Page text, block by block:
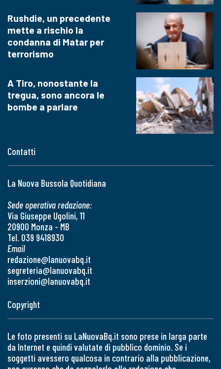
Contatti
La Nuova Bussola Quotidiana
Sede operativa redazione:
Via Giuseppe Ugolini, 11
20900 Monza - MB
Tel. 039 9418930
Email
redazione@lanuovabq.it
segreteria@lanuovabq.it
inserzioni@lanuovabq.it
Rushdie, un precedente
mette a rischio la
condanna di Matar per
terrorismo
A Tiro, nonostante la
tregua, sono ancora le
bombe a parlare
Copyright
Le foto presenti su LaNuovaBq.it sono prese in larga parte
da Internet e quindi valutate di pubblico dominio. Se i
soggetti avessero qualcosa in contrario alla pubblicazione,